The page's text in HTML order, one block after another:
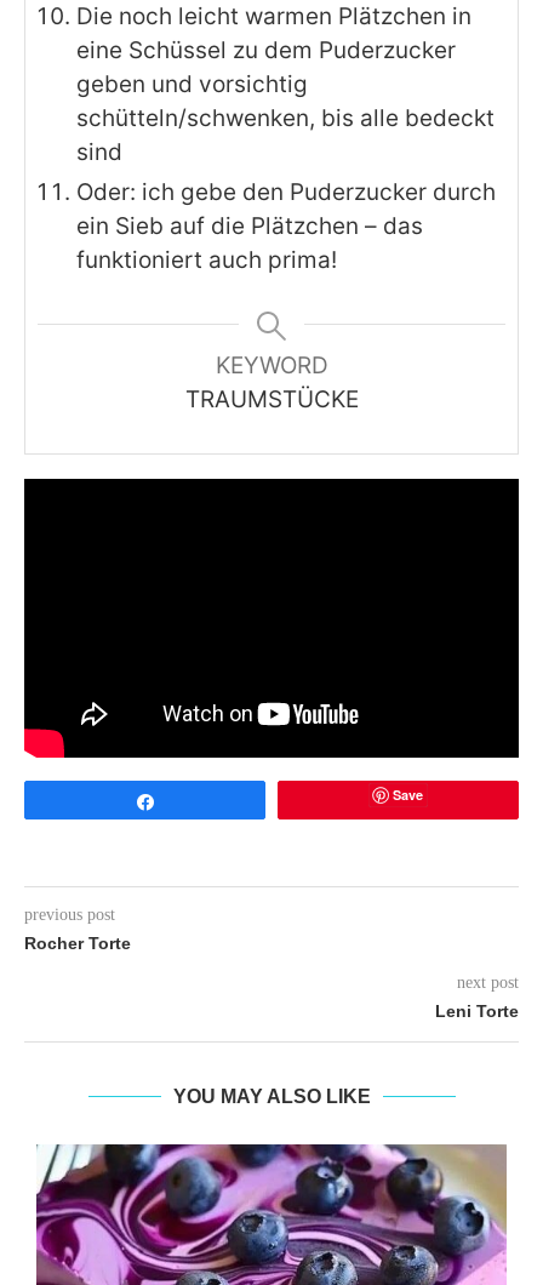
Die noch leicht warmen Plätzchen in
eine Schüssel zu dem Puderzucker
geben und vorsichtig
schütteln/schwenken, bis alle bedeckt
sind
Oder: ich gebe den Puderzucker durch
ein Sieb auf die Plätzchen – das
funktioniert auch prima!
KEYWORD
TRAUMSTÜCKE
Save
previous post
Rocher Torte
next post
Leni Torte
YOU MAY ALSO LIKE